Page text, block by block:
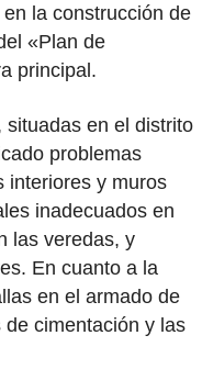
la construcción de
«Plan de
principal.
situadas en el distrito
problemas
interiores y muros
inadecuados en
las veredas, y
En cuanto a la
en el armado de
cimentación y las